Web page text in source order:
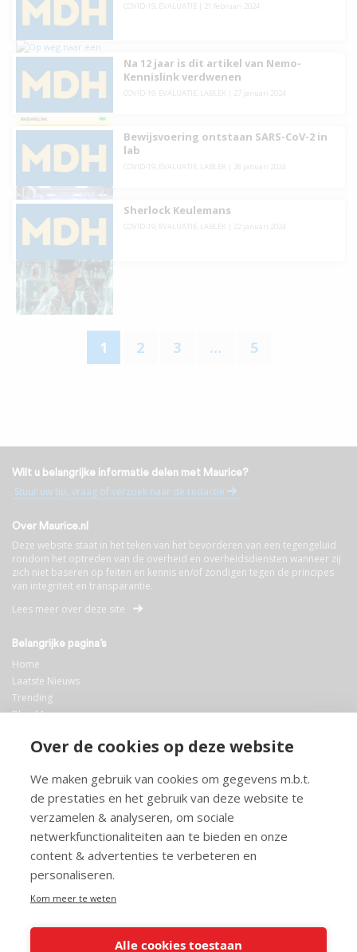
Over de cookies op deze website
We maken gebruik van cookies om gegevens m.b.t.
de prestaties en het gebruik van deze website te
verzamelen & analyseren, om sociale
netwerkfunctionaliteiten aan te bieden en onze
content & advertenties te verbeteren en
personaliseren.
Kom meer te weten
Alle cookies toestaan
COVID-19, EVALUATIE 21 februari 2024
Na 12 jaar is dit artikel van Nemo-
Kennislink verdwenen
COVID-19, EVALUATIE LABLEK 27 januari 2024
Bewijsvoering ontstaan SARS-CoV-2 in
lab
COVID-19, EVALUATIE LABLEK 26 januari 2024
Sherlock Keulemans
COVID-19, EVALUATIE LABLEK 22 januari 2024
1 2 3 … 5
Wilt u belangrijke informatie delen met Maurice?
Stuur uw tip, vraag of verzoek naar de redactie
Over Maurice.nl
Deze website staat in het teken van het bevorderen van een tegengeluid
rondom het optreden van de overheid en overheidsdiensten wanneer zij
zich niet baseren op feiten en kennis en/of zondigen tegen de principes
van integriteit en transparantie.
Lees meer over deze site
Belangrijke pagina’s
Home
Laatste Nieuws
Trending
Blog Maurice
Bibliotheek
Info en service
FAQ
Doneren
Privacy
Voorwaarden
Meedoen
© 2026 Maurice.nl - Alle rechten voorbehouden. Op alle artikelen rust